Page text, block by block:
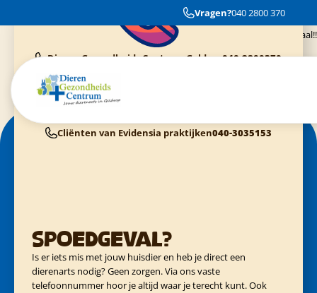
Vragen?040 2800 370
Fijnste dierenkliniek die je je maar kan wensen. Super vriendelijk en super
kundig personeel. Niets is teveel moeite!!! Alle 4 mijn nijntjes zijn gek op ze
allemaal!!
Dieren Gezondheids Centrum Geldrop040-2800370
Cliënten van Dierenziekenhuis Eindhoven
Cliënten van Evidensia praktijken040-3035153
Spoedgeval?
Is er iets mis met jouw huisdier en heb je direct een
dierenarts nodig? Geen zorgen. Via ons vaste
telefoonnummer hoor je altijd waar je terecht kunt. Ook